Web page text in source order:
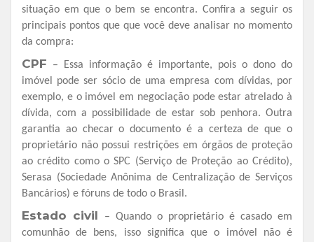
situação em que o bem se encontra. Confira a seguir os
principais pontos que que você deve analisar no momento
da compra:
CPF – Essa informação é importante, pois o dono do
imóvel pode ser sócio de uma empresa com dívidas, por
exemplo, e o imóvel em negociação pode estar atrelado à
dívida, com a possibilidade de estar sob penhora. Outra
garantia ao checar o documento é a certeza de que o
proprietário não possui restrições em órgãos de proteção
ao crédito como o SPC (Serviço de Proteção ao Crédito),
Serasa (Sociedade Anônima de Centralização de Serviços
Bancários) e fóruns de todo o Brasil.
Estado civil
– Quando o proprietário é casado em
comunhão de bens, isso significa que o imóvel não é